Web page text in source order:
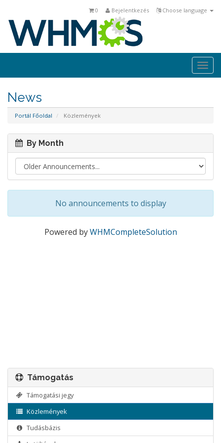
Choose language
Bejelentkezés
0
News
Portál Főoldal Közlemények
By Month
No announcements to display
Powered byWHMCompleteSolution
Támogatás
Támogatási jegy
Közlemények
Tudásbázis